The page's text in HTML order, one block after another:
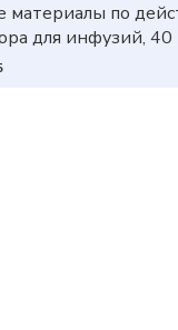
по
для инфузий, 40